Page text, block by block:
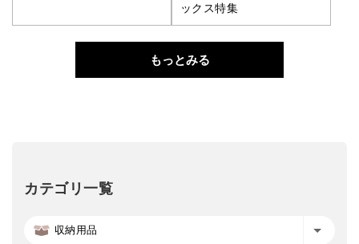
ックス特集
もっとみる
カテゴリ一覧
収納用品